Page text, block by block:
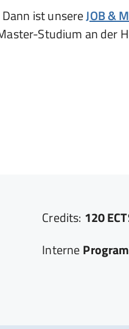
ist unsereJOB &
Studium an der
Credits: 120
Interne